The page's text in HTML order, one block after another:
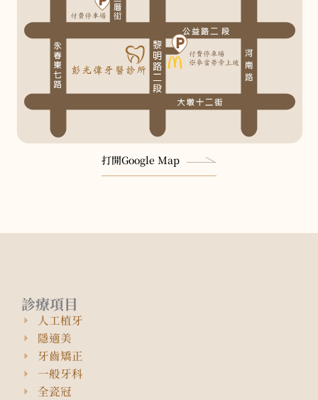
打開Google Map
診療項目
人工植牙
隱適美
牙齒矯正
一般牙科
全瓷冠